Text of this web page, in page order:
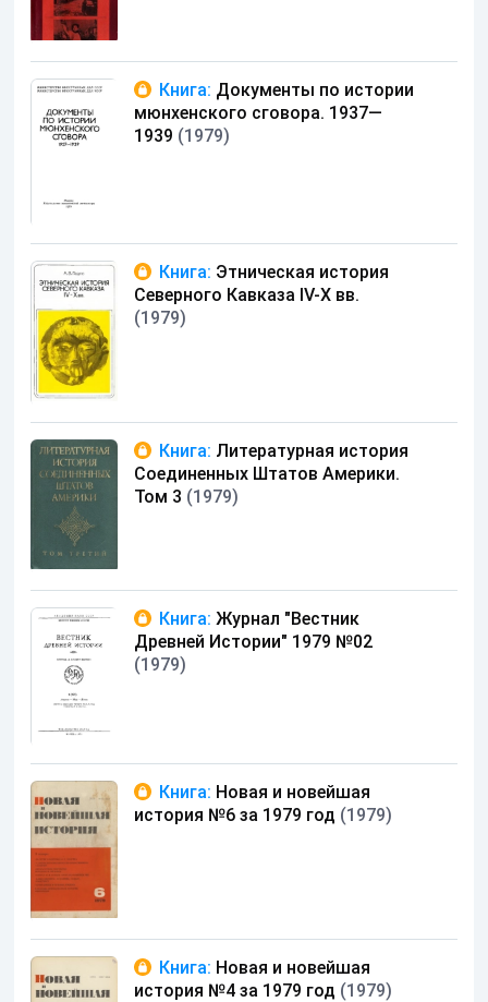
Книга: Документы по истории
мюнхенского сговора. 1937—
1939 (1979)
Книга: Этническая история
Северного Кавказа IV-X вв.
(1979)
Книга: Литературная история
Соединенных Штатов Америки.
Том 3 (1979)
Книга: Журнал "Вестник
Древней Истории" 1979 №02
(1979)
Книга: Новая и новейшая
история №6 за 1979 год (1979)
Книга: Новая и новейшая
история №4 за 1979 год (1979)